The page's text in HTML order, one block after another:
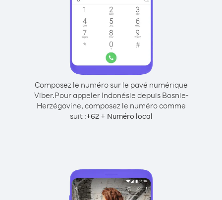
Composez le numéro sur le pavé numérique
Viber.Pour appeler Indonésie depuis Bosnie-
Herzégovine, composez le numéro comme
suit :+62+ Numéro local